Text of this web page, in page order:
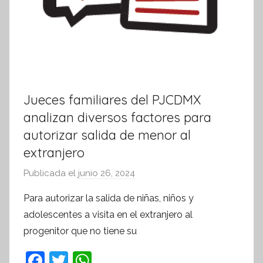
Jueces familiares del PJCDMX
analizan diversos factores para
autorizar salida de menor al
extranjero
Publicada el junio 26, 2024
r
S
í
Para autorizar la salida de niñas, niños y
adolescentes a visita en el extranjero al
progenitor que no tiene su